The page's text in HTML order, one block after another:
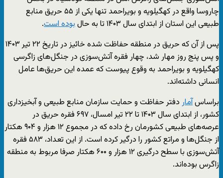
چاروسا واقع در کهگیلویه و بویراحمد تنها یکی از ۵۵ حریق منابع
طبیعی این استان از ابتدای سال ۱۴۰۳ تا به حال
بوده‌ است.
پس از آن که حریق در منطقه حفاظت‌ شده خائیز در تاریخ ۲۲ تیر ۱۴۰۳
و پس پنج روز مهار شد، چهار فقره آتش‌سوزی در جنگل‌های زاگرسی
کهگیلویه و بویراحمد به وقوع پیوست که عمده این حریق‌ها عامل
انسانی داشته‌‌اند.
براساسآمار دفتر حفاظت و حمایت سازمان منابع طبیعی و آبخیزداری
کشور، از ابتدای سال ۱۴۰۳ تا ۲۲ تیر امسال، ۶۹۷ فقره حریق در
عرصه‌های طبیعی کشورمان رخ داده که در مجموع ۱۲ هزار و ۹۰۴ هکتار
از جنگل‌ها و مراتع کشور را درگیر کرده است. از این تعداد، ۵۸۳ فقره
آتش‌سوزی با سطح درگیری ۱۲ هزار و ۶۰۰ هکتار صرفا مربوط به منطقه
زاگرس بوده‌اند.